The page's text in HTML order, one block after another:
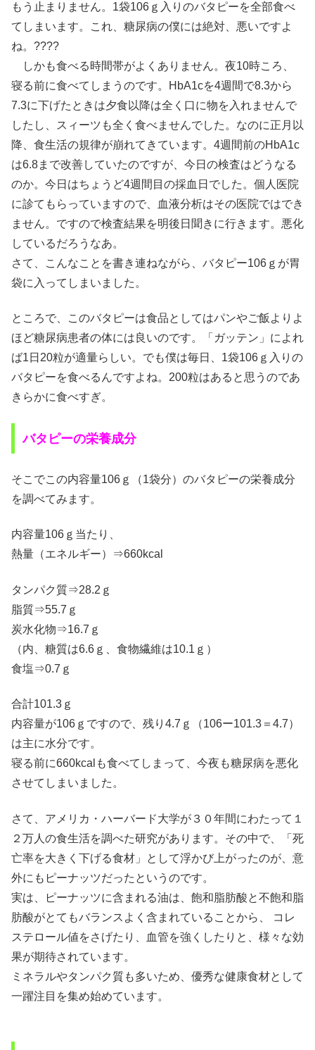
もう止まりません。1袋106ｇ入りのバタピーを全部食べ
てしまいます。これ、糖尿病の僕には絶対、悪いですよ
ね。????
しかも食べる時間帯がよくありません。夜10時ころ、
寝る前に食べてしまうのです。HbA1cを4週間で8.3から
7.3に下げたときは夕食以降は全く口に物を入れませんで
したし、スィーツも全く食べませんでした。なのに正月以
降、食生活の規律が崩れてきています。4週間前のHbA1c
は6.8まで改善していたのですが、今日の検査はどうなる
のか。今日はちょうど4週間目の採血日でした。個人医院
に診てもらっていますので、血液分析はその医院ではでき
ません。ですので検査結果を明後日聞きに行きます。悪化
しているだろうなあ。
さて、こんなことを書き連ねながら、バタピー106ｇが胃
袋に入ってしまいました。
ところで、このバタピーは食品としてはパンやご飯よりよ
ほど糖尿病患者の体には良いのです。「ガッテン」によれ
ば1日20粒が適量らしい。でも僕は毎日、1袋106ｇ入りの
バタピーを食べるんですよね。200粒はあると思うのであ
きらかに食べすぎ。
バタピーの栄養成分
そこでこの内容量106ｇ（1袋分）のバタピーの栄養成分
を調べてみます。
内容量106ｇ当たり、
熱量（エネルギー）⇒660kcal
タンパク質⇒28.2ｇ
脂質⇒55.7ｇ
炭水化物⇒16.7ｇ
（内、糖質は6.6ｇ、食物繊維は10.1ｇ）
食塩⇒0.7ｇ
合計101.3ｇ
内容量が106ｇですので、残り4.7ｇ（106ー101.3＝4.7）
は主に水分です。
寝る前に660kcalも食べてしまって、今夜も糖尿病を悪化
させてしまいました。
さて、アメリカ・ハーバード大学が３０年間にわたって１
２万人の食生活を調べた研究があります。その中で、「死
亡率を大きく下げる食材」として浮かび上がったのが、意
外にもピーナッツだったというのです。
実は、ピーナッツに含まれる油は、飽和脂肪酸と不飽和脂
肪酸がとてもバランスよく含まれていることから、 コレ
ステロール値をさげたり、血管を強くしたりと、様々な効
果が期待されています。
ミネラルやタンパク質も多いため、優秀な健康食材として
一躍注目を集め始めています。